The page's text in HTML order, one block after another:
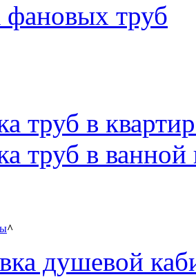
фановых труб
труб в
труб в ванной
^
душевой